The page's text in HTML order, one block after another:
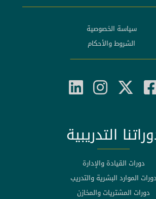
سياسة الخصوصية
الشروط والأحكام
التدريبية
دورات القيادة والإدارة
دورات الموارد البشرية والتدريب
دورات المشتريات والمخازن